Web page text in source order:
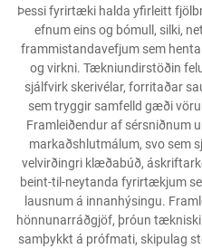
Þessi fyrirtæki halda yfirleitt
efnum eins og bómull, silki,
frammistandavefjum sem
og virkni. Tækniundirstöðin
sjálfvirk skerivélar, forritaðar
sem tryggir samfelld gæði
Framleiðendur af sérsniðnum
markaðshlutmálum, svo sem
velvirðingri klæðabúð,
beint-til-neytanda fyrirtækjum
lausnum á innanhýsingu.
hönnunarráðgjöf, þróun
samþykkt á prófmati, skipulag